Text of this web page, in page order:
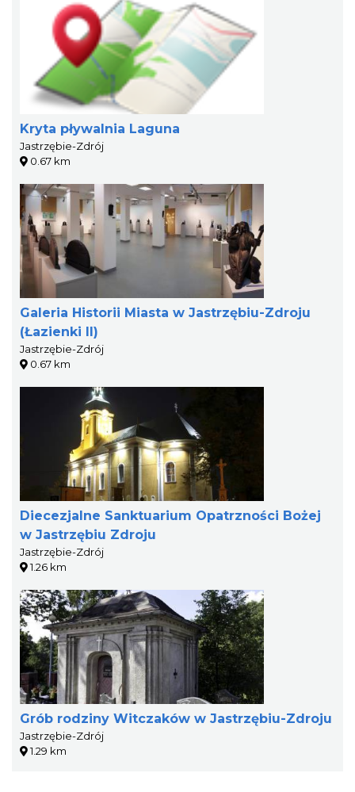
Kryta pływalnia Laguna
Jastrzębie-Zdrój
0.67 km
Galeria Historii Miasta w Jastrzębiu-Zdroju
(Łazienki II)
Jastrzębie-Zdrój
0.67 km
Diecezjalne Sanktuarium Opatrzności Bożej
w Jastrzębiu Zdroju
Jastrzębie-Zdrój
1.26 km
Grób rodziny Witczaków w Jastrzębiu-Zdroju
Jastrzębie-Zdrój
1.29 km